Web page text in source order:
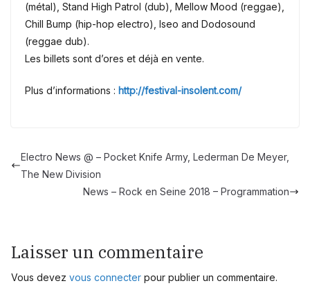
(métal), Stand High Patrol (dub), Mellow Mood (reggae),
Chill Bump (hip-hop electro), Iseo and Dodosound
(reggae dub).
Les billets sont d’ores et déjà en vente.
Plus d’informations : http://festival-insolent.com/
Electro News @ – Pocket Knife Army, Lederman De Meyer,
The New Division
News – Rock en Seine 2018 – Programmation
Laisser un commentaire
Vous devez vous connecter pour publier un commentaire.